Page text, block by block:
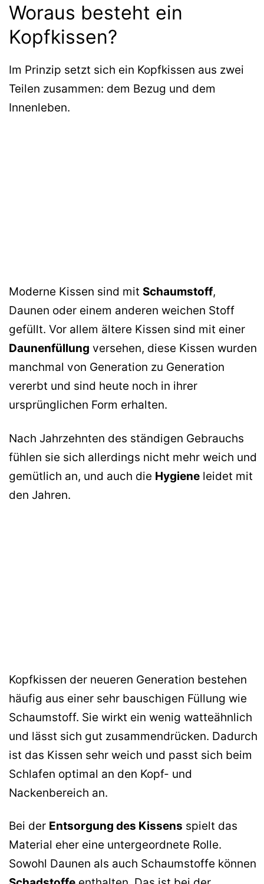
Woraus besteht ein
Kopfkissen?
Im Prinzip setzt sich ein Kopfkissen aus zwei
Teilen zusammen: dem Bezug und dem
Innenleben.
Moderne Kissen sind mit Schaumstoff,
Daunen oder einem anderen weichen Stoff
gefüllt. Vor allem ältere Kissen sind mit einer
Daunenfüllung versehen, diese Kissen wurden
manchmal von Generation zu Generation
vererbt und sind heute noch in ihrer
ursprünglichen Form erhalten.
Nach Jahrzehnten des ständigen Gebrauchs
fühlen sie sich allerdings nicht mehr weich und
gemütlich an, und auch die Hygiene leidet mit
den Jahren.
Kopfkissen der neueren Generation bestehen
häufig aus einer sehr bauschigen Füllung wie
Schaumstoff. Sie wirkt ein wenig watteähnlich
und lässt sich gut zusammendrücken. Dadurch
ist das Kissen sehr weich und passt sich beim
Schlafen optimal an den Kopf- und
Nackenbereich an.
Bei der Entsorgung des Kissens spielt das
Material eher eine untergeordnete Rolle.
Sowohl Daunen als auch Schaumstoffe können